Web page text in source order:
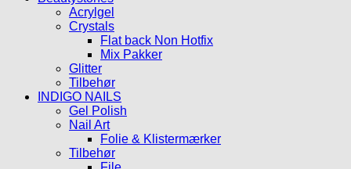
Acrylgel
Crystals
Flat back Non Hotfix
Mix Pakker
Glitter
Tilbehør
INDIGO NAILS
Gel Polish
Nail Art
Folie & Klistermærker
Tilbehør